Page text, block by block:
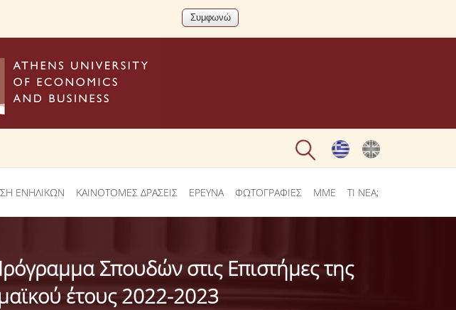
ΕΝΗΛΙΚΩΝ ΚΑΙΝΟΤΟΜΕΣ ΔΡΑΣΕΙΣ ΕΡΕΥΝΑ ΦΩΤΟΓΡΑΦΙΕΣ ΜΜΕ ΤΙ ΝΕΑ;
Σπουδών στις Επιστήμες της
έτους 2022-2023